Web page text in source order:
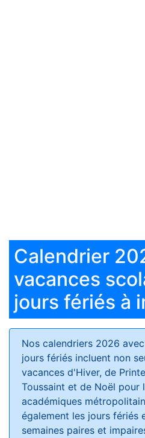
Calendrier
vacances
jours fériés à
Nos calendriers 2026
jours fériés incluent non
vacances d'Hiver, de
Toussaint et de Noël pour
académiques
également les jours fériés
semaines paires et